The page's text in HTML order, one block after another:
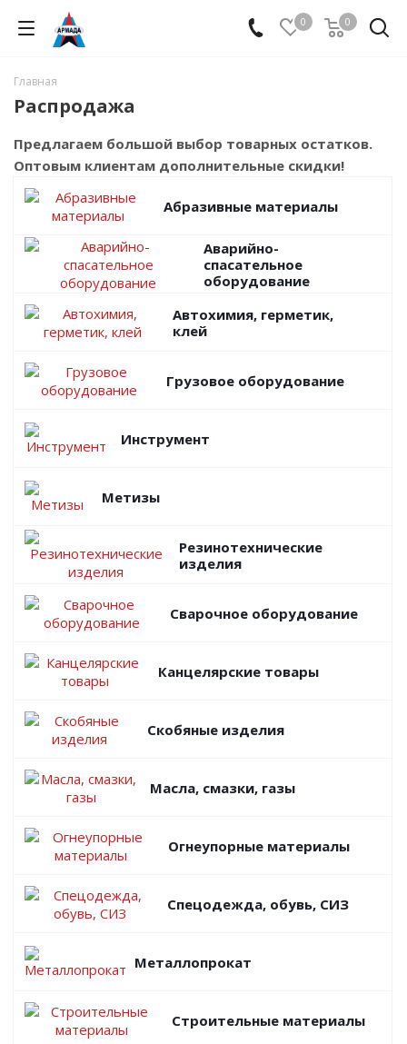
0 0
Главная
Распродажа
Предлагаем большой выбор товарных остатков.
Оптовым клиентам дополнительные скидки!
Абразивные материалы
Аварийно-
спасательное
оборудование
Автохимия, герметик,
клей
Грузовое оборудование
Инструмент
Метизы
Резинотехнические
изделия
Сварочное оборудование
Канцелярские товары
Скобяные изделия
Масла, смазки, газы
Огнеупорные материалы
Спецодежда, обувь, СИЗ
Металлопрокат
Строительные материалы